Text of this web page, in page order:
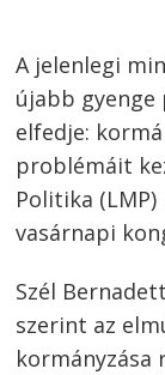
A jelenlegi
újabb
elfedje:
problémáit
Politika
vasárnapi
Szél
szerint az